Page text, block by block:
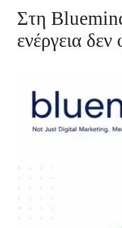
Στη
ενέργεια